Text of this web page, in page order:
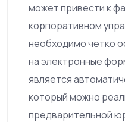
может привести к
корпоративном
необходимо четко
на электронные
является
который можно
предварительной